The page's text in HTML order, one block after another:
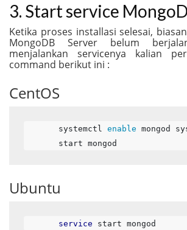
3. Start service
Ketika proses installasi selesai,
MongoDB Server belum
menjalankan servicenya kalian
command berikut ini :
CentOS
systemctl enable mongod
start mongod
Ubuntu
service start mongod